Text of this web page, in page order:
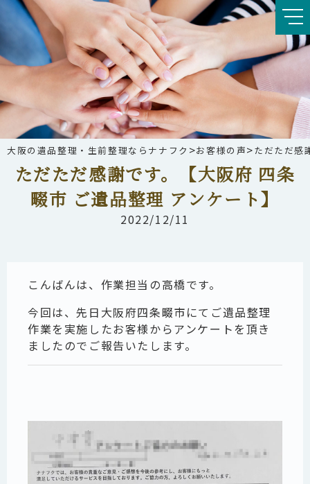
大阪の遺品整理・生前整理ならナナフク >お客様の声>ただただ感
ただただ感謝です。【大阪府 四条
畷市 ご遺品整理 アンケート】
2022/12/11
こんばんは、作業担当の高橋です。
今回は、先日大阪府四条畷市にてご遺品整理
作業を実施したお客様からアンケートを頂き
ましたのでご報告いたします。